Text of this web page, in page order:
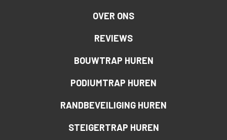
OVER ONS
REVIEWS
BOUWTRAP HUREN
PODIUMTRAP HUREN
RANDBEVEILIGING HUREN
STEIGERTRAP HUREN